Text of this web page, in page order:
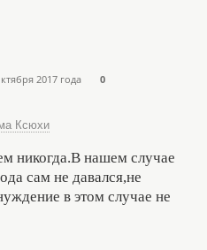
2017 года 0
Ксюхи
никогда.В нашем случае
сам не давался,не
в этом случае не